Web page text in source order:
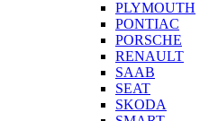
PLYMOUTH
PONTIAC
PORSCHE
RENAULT
SAAB
SEAT
SKODA